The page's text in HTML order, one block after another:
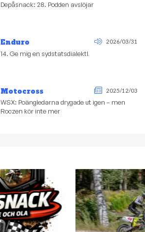
Depåsnack: 28. Podden avslöjar
Enduro 2026/03/31
14. Ge mig en sydstatsdialekt!
Motocross 2025/12/03
WSX: Poängledarna drygade ut igen – men
Roczen kör inte mer